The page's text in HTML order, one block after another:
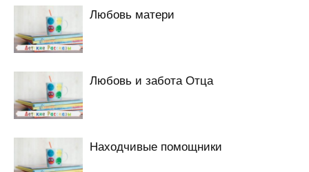
Любовь матери
Любовь и забота Отца
Находчивые помощники